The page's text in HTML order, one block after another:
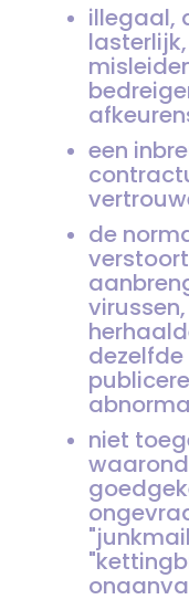
illegaal,
een
de
niet